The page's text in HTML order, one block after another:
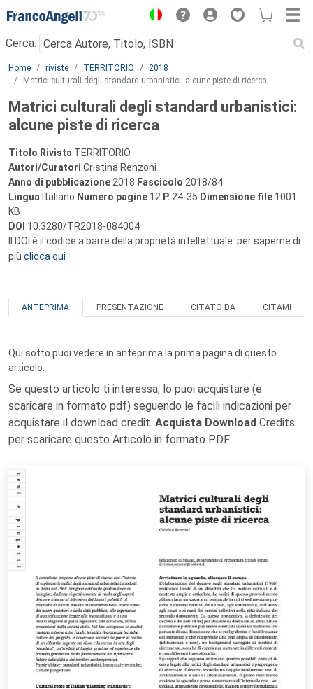
Menu
Cerca:
Main content
Home riviste TERRITORIO
2018
Matrici culturali degli standard urbanistici: alcune piste di ricerca
Matrici culturali degli standard urbanistici:
alcune piste di ricerca
Titolo Rivista TERRITORIO
Autori/Curatori Cristina Renzoni
Anno di pubblicazione 2018 Fascicolo 2018/84
Lingua Italiano Numero pagine 12 P. 24-35 Dimensione file 1001
KB
DOI 10.3280/TR2018-084004
Il DOI è il codice a barre della proprietà intellettuale: per saperne di
più clicca qui
ANTEPRIMA PRESENTAZIONE CITATO DA CITAMI
Qui sotto puoi vedere in anteprima la prima pagina di questo
articolo.
Se questo articolo ti interessa, lo puoi acquistare (e
scaricare in formato pdf) seguendo le facili indicazioni per
acquistare il download credit. Acquista Download Credits
per scaricare questo Articolo in formato PDF